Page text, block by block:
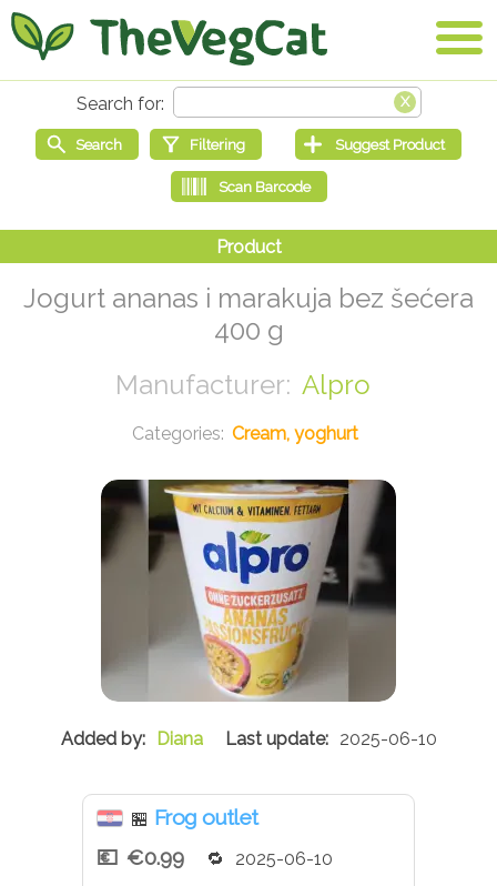
Jogurt ananas i marakuja bez šećera
400 g
Alpro
Cream, yoghurt
Diana 2025-06-10
🏪 Frog outlet
€0.99
2025-06-10